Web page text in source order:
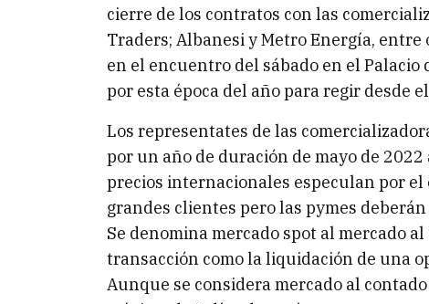
cierre de los contratos con las
Traders; Albanesi y Metro Energía,
en el encuentro del sábado en el
por esta época del año para regir desde
Los representates de las
por un año de duración de mayo de
precios internacionales especulan por
grandes clientes pero las pymes
Se denomina mercado spot al mercado
transacción como la liquidación de una
Aunque se considera mercado al